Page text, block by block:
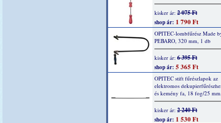
kisker ár: 2 075 Ft
shop ár: 1 790 Ft
OPITEC-lombfűrész Made
PEBARO, 320 mm, 1 db
kisker ár: 6 395 Ft
shop ár: 5 365 Ft
OPITEC stift fűrészlapok az
elektromos
és kemény fa, 18 fog/25
kisker ár: 2 240 Ft
shop ár: 1 530 Ft